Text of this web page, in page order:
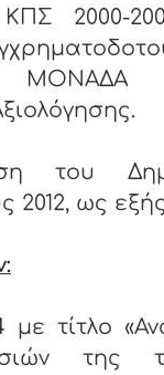
2000-
του
2012, ως
με τίτλο
της